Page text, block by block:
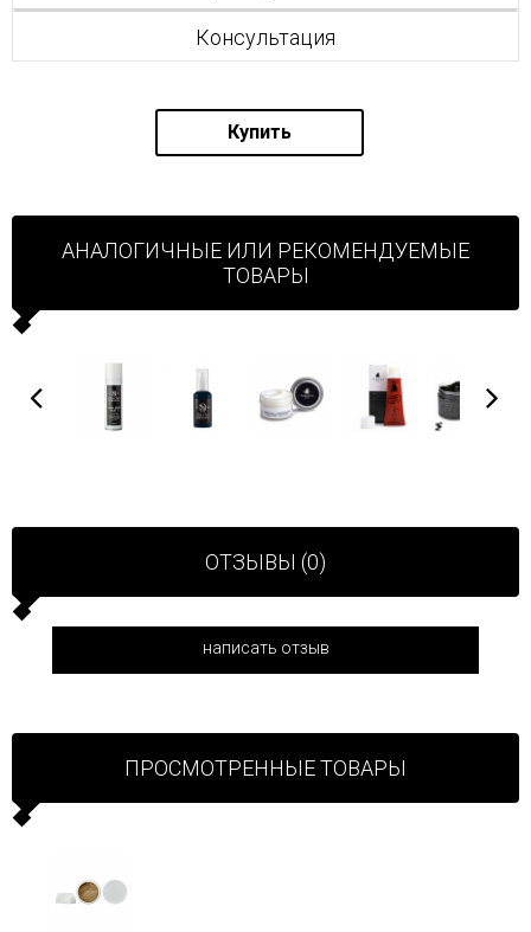
Консультация
Купить
АНАЛОГИЧНЫЕ ИЛИ РЕКОМЕНДУЕМЫЕ
ТОВАРЫ
ОТЗЫВЫ (0)
написать отзыв
ПРОСМОТРЕННЫЕ ТОВАРЫ